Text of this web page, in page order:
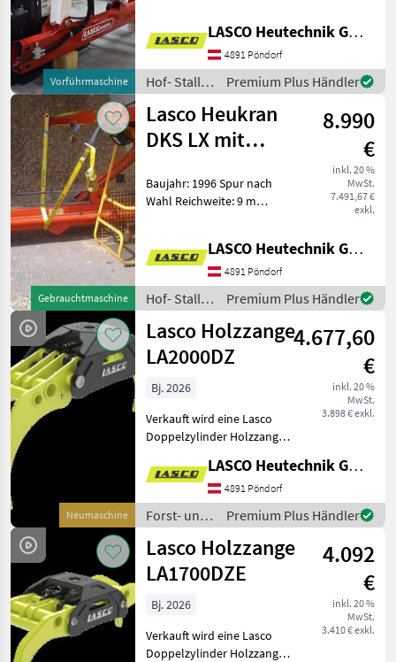
Vorführmaschine
2023 Spur: 2m Reichweite lt.
Reichweitendiagramm: 9,
073m, 3-fach T
LASCO Heutechnik GmbH
4891 Pöndorf
Hof- Stall-
und
Weidetechnik
/ Lasco
Premium Plus Händler
Gebrauchtmaschine
Lasco Heukran
DKS LX mit
8.990
€
inkl. 20 %
MwSt.
7.491,67 €
exkl.
Baujahr: 1996 Spur nach
Wahl Reichweite: 9 m
kW - 2-fach Teleskop -
Hydraulische Winde -
Greiferhochstellung -
LASCO Heutechnik GmbH
4891 Pöndorf
Hof- Stall-
und
Weidetechnik
/ Lasco
Premium Plus Händler
Neumaschine
Lasco Holzzange
LA2000DZ
4.677,60
€
inkl. 20 %
MwSt.
3.898 € exkl.
Bj. 2026
Verkauft wird eine Lasco
Doppelzylinder Holzzange
Eigenschaften: -
Öffnungsweite: 2000mm -
Gewicht: 390kg -
Zangenschließkraft bei 200
ba
LASCO Heutechnik GmbH
4891 Pöndorf
Forst- und
Holztechnik
/ Lasco
Premium Plus Händler
Lasco Holzzange
LA1700DZE
4.092
€
inkl. 20 %
MwSt.
3.410 € exkl.
Bj. 2026
Verkauft wird eine Lasco
Doppelzylinder Holzzange